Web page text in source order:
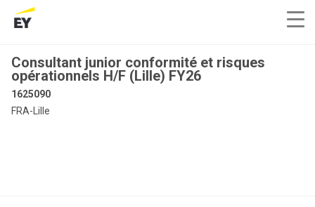
Consultant junior conformité et risques
opérationnels H/F (Lille) FY26
1625090
FRA-Lille